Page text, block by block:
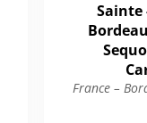
Sainte
France –